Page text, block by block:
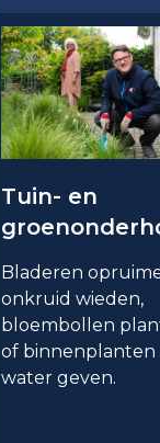
Tuin- en
Bladeren
onkruid wieden,
bloembollen
of binnenplanten
water geven.